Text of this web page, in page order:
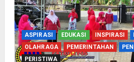
ASPIRASI EDUKASI INSPIRASI
OLAHRAGA
PEMERINTAHAN
PERISTIWA